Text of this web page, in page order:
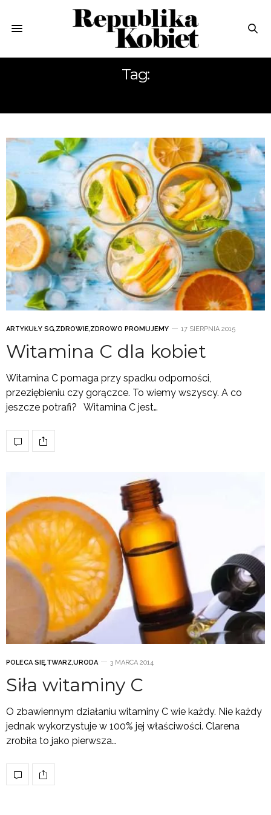
Tag:
ARTYKUŁY SG,ZDROWIE,ZDROWO PROMUJEMY 17 SIERPNIA 2015
Witamina C dla kobiet
Witamina C pomaga przy spadku odporności,
przeziębieniu czy gorączce. To wiemy wszyscy. A co
jeszcze potrafi? Witamina C jest…
POLECA SIĘ,TWARZ,URODA 3 MARCA 2014
Siła witaminy C
O zbawiennym działaniu witaminy C wie każdy. Nie każdy
jednak wykorzystuje w 100% jej właściwości. Clarena
zrobiła to jako pierwsza…